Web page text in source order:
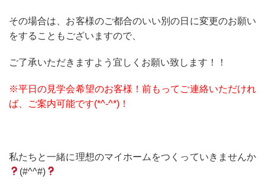
その場合は、お客様のご都合のいい別の日に変更のお願い
をすることもございますので、
ご了承いただきますよう宜しくお願い致します！！
※平日の見学会希望のお客様！前もってご連絡いただけれ
ば、ご案内可能です(*^-^*)！
私たちと一緒に理想のマイホームをつくっていきませんか
(#^^#)